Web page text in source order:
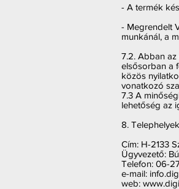
- A termék
- Megrendelt
munkánál, a
7.2. Abban
elsősorban a
közös
vonatkozó
7.3 A
lehetőség az
8.
Cím: H-2133
Ügyvezető:
Telefon: 06-
e-mail:
web: